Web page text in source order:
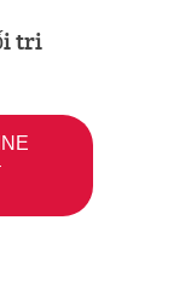
tri